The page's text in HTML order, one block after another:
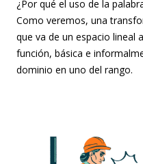
¿Por qué el uso de la
Como veremos, una
que va de un espacio lineal
función, básica e
dominio en uno del rango.